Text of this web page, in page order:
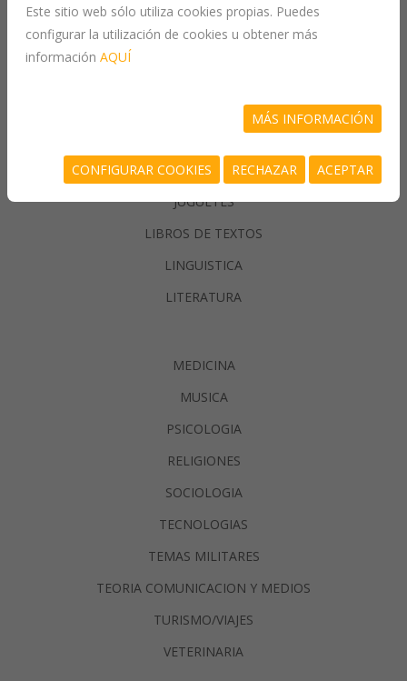
GASTRONOMIA
GENERALIDADES
INFORMATICA
JUEGOS/PASATIEMPOS
JUGUETES
LIBROS DE TEXTOS
LINGUISTICA
LITERATURA
MEDICINA
MUSICA
PSICOLOGIA
RELIGIONES
SOCIOLOGIA
TECNOLOGIAS
TEMAS MILITARES
TEORIA COMUNICACION Y MEDIOS
TURISMO/VIAJES
VETERINARIA
Este sitio web sólo utiliza cookies propias. Puedes
configurar la utilización de cookies u obtener más
información AQUÍ
MÁS INFORMACIÓN
CONFIGURAR COOKIES RECHAZAR ACEPTAR